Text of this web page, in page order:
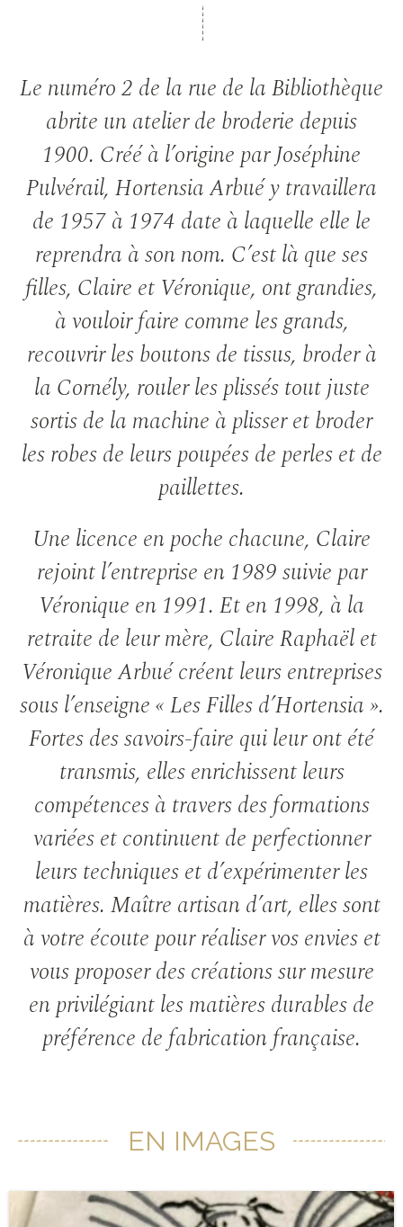
Le numéro 2 de la rue de la Bibliothèque
abrite un atelier de broderie depuis
1900. Créé à l’origine par Joséphine
Pulvérail, Hortensia Arbué y travaillera
de 1957 à 1974 date à laquelle elle le
reprendra à son nom. C’est là que ses
filles, Claire et Véronique, ont grandies,
à vouloir faire comme les grands,
recouvrir les boutons de tissus, broder à
la Cornély, rouler les plissés tout juste
sortis de la machine à plisser et broder
les robes de leurs poupées de perles et de
paillettes.
Une licence en poche chacune, Claire
rejoint l’entreprise en 1989 suivie par
Véronique en 1991. Et en 1998, à la
retraite de leur mère, Claire Raphaël et
Véronique Arbué créent leurs entreprises
sous l’enseigne « Les Filles d’Hortensia ».
Fortes des savoirs-faire qui leur ont été
transmis, elles enrichissent leurs
compétences à travers des formations
variées et continuent de perfectionner
leurs techniques et d’expérimenter les
matières. Maître artisan d’art, elles sont
à votre écoute pour réaliser vos envies et
vous proposer des créations sur mesure
en privilégiant les matières durables de
préférence de fabrication française.
EN IMAGES